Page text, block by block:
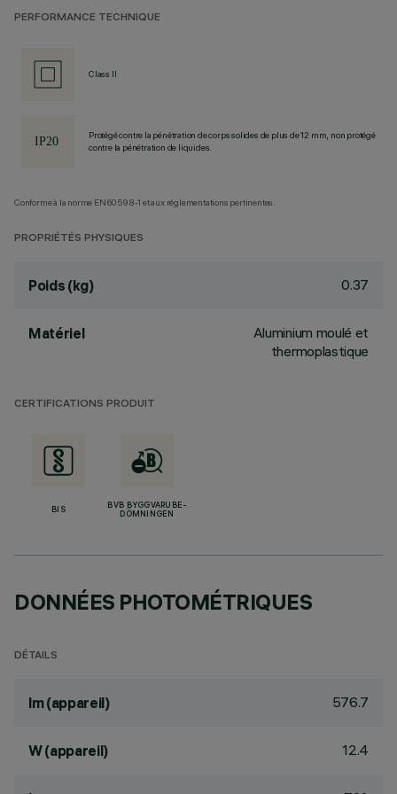
PERFORMANCE TECHNIQUE
Class II
Protégé contre la pénétration de corps solides de plus de 12 mm, non protégé
contre la pénétration de liquides.
Conforme à la norme EN60598-1 et aux réglementations pertinentes.
PROPRIÉTÉS PHYSIQUES
Poids (kg) 0.37
Matériel
Aluminium moulé et
thermoplastique
CERTIFICATIONS PRODUIT
BIS
BVB BYGGVARUBE-
DÖMNINGEN
DONNÉES PHOTOMÉTRIQUES
DÉTAILS
lm (appareil) 576.7
W (appareil) 12.4